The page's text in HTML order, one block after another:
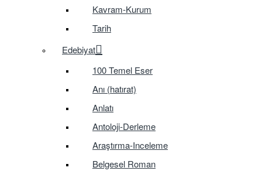
Kavram-Kurum
Tarih
Edebiyat
100 Temel Eser
Anı (hatırat)
Anlatı
Antoloji-Derleme
Araştırma-Inceleme
Belgesel Roman